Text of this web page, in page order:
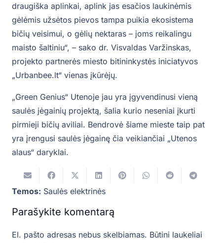
draugiška aplinkai, aplink jas esačios laukinėmis
gėlėmis užsėtos pievos tampa puikia ekosistema
bičių veisimui, o gėlių nektaras – joms reikalingu
maisto šaltiniu“, – sako dr. Visvaldas Varžinskas,
projekto partnerės miesto bitininkystės iniciatyvos
„Urbanbee.lt“ vienas įkūrėjų.
„Green Genius“ Utenoje jau yra įgyvendinusi vieną
saulės jėgainių projektą, šalia kurio neseniai įkurti
pirmieji bičių aviliai. Bendrovė šiame mieste taip pat
yra įrengusi saulės jėgainę čia veikiančiai „Utenos
alaus“ daryklai.
Temos: Saulės elektrinės
Parašykite komentarą
El. pašto adresas nebus skelbiamas. Būtini laukeliai